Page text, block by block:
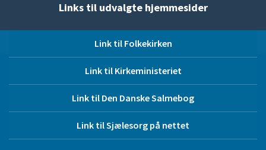
Links til udvalgte hjemmesider
Link til Folkekirken
Link til Kirkeministeriet
Link til Den Danske Salmebog
Link til Sjælesorg på nettet